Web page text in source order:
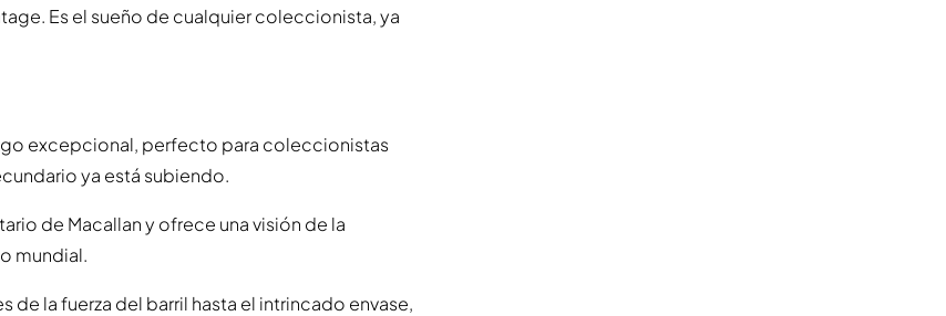
Es el sueño de cualquier coleccionista, ya
excepcional, perfecto para coleccionistas
ya está subiendo.
de Macallan y ofrece una visión de la
mundial.
de la fuerza del barril hasta el intrincado envase,